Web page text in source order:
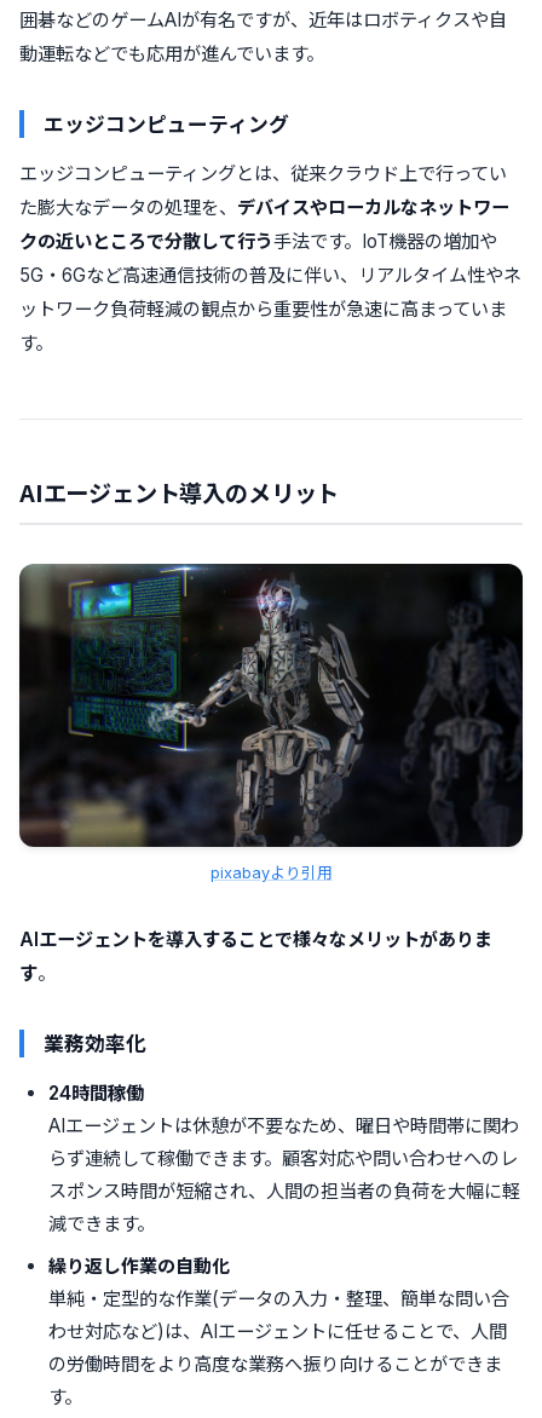
囲碁などのゲームAIが有名ですが、近年はロボティクスや自
動運転などでも応用が進んでいます。
エッジコンピューティング
エッジコンピューティングとは、従来クラウド上で行ってい
た膨大なデータの処理を、 デバイスやローカルなネットワー
クの近いところで分散して行う手法です。IoT機器の増加や
5G・6Gなど高速通信技術の普及に伴い、リアルタイム性やネ
ットワーク負荷軽減の観点から重要性が急速に高まっていま
す。
AIエージェント導入のメリット
pixabayより引用
AIエージェントを導入することで様々なメリットがありま
す。
業務効率化
24時間稼働
AIエージェントは休憩が不要なため、曜日や時間帯に関わ
らず連続して稼働できます。顧客対応や問い合わせへのレ
スポンス時間が短縮され、人間の担当者の負荷を大幅に軽
減できます。
繰り返し作業の自動化
単純・定型的な作業(データの入力・整理、簡単な問い合
わせ対応など)は、AIエージェントに任せることで、人間
の労働時間をより高度な業務へ振り向けることができま
す。